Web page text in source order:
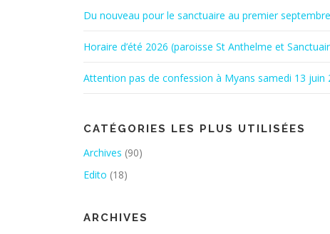
Du nouveau pour le sanctuaire au premier
Horaire d’été 2026 (paroisse St Anthelme et
Attention pas de confession à Myans samedi 13 juin
CATÉGORIES LES PLUS UTILISÉES
Archives (90)
Edito (18)
ARCHIVES